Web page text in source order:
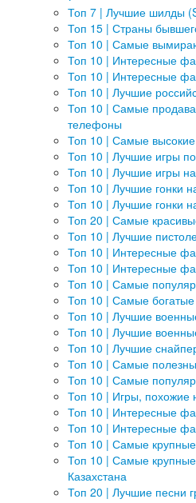
Топ 7 | Лучшие шилды
Топ 15 | Страны
Топ 10 | Самые
Топ 10 | Интересные
Топ 10 | Интересные
Топ 10 | Лучшие
Топ 10 | Самые
телефоны
Топ 10 | Самые
Топ 10 | Лучшие игры
Топ 10 | Лучшие игры
Топ 10 | Лучшие гонки
Топ 10 | Лучшие гонки
Топ 20 | Самые
Топ 10 | Лучшие
Топ 10 | Интересные
Топ 10 | Интересные
Топ 10 | Самые
Топ 10 | Самые
Топ 10 | Лучшие
Топ 10 | Лучшие
Топ 10 | Лучшие
Топ 10 | Самые
Топ 10 | Самые
Топ 10 | Игры, похожие
Топ 10 | Интересные
Топ 10 | Интересные
Топ 10 | Самые
Топ 10 | Самые
Казахстана
Топ 20 | Лучшие песни